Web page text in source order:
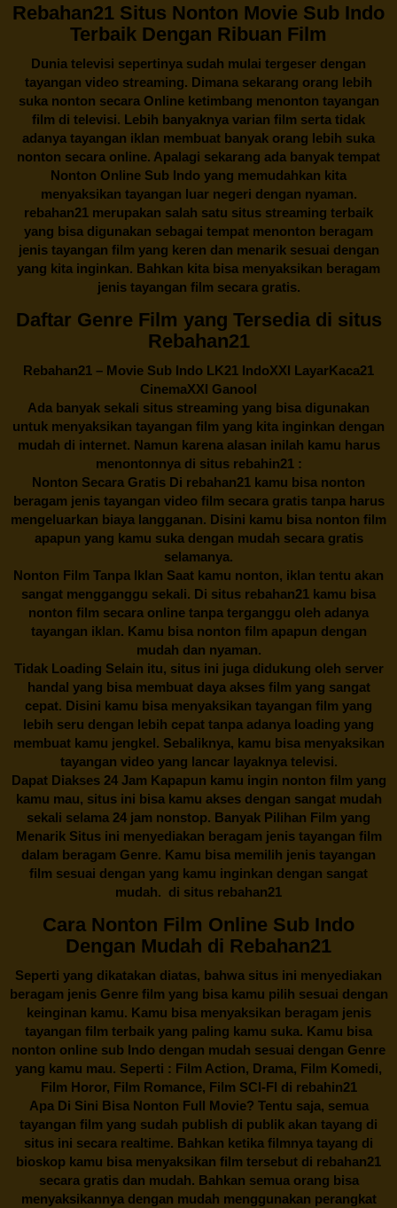
Rebahan21 Situs Nonton Movie Sub Indo
Terbaik Dengan Ribuan Film
Dunia televisi sepertinya sudah mulai tergeser dengan
tayangan video streaming. Dimana sekarang orang lebih
suka nonton secara Online ketimbang menonton tayangan
film di televisi. Lebih banyaknya varian film serta tidak
adanya tayangan iklan membuat banyak orang lebih suka
nonton secara online. Apalagi sekarang ada banyak tempat
Nonton Online Sub Indo yang memudahkan kita
menyaksikan tayangan luar negeri dengan nyaman.
rebahan21 merupakan salah satu situs streaming terbaik
yang bisa digunakan sebagai tempat menonton beragam
jenis tayangan film yang keren dan menarik sesuai dengan
yang kita inginkan. Bahkan kita bisa menyaksikan beragam
jenis tayangan film secara gratis.
Daftar Genre Film yang Tersedia di situs
Rebahan21
Rebahan21 – Movie Sub Indo LK21 IndoXXI LayarKaca21
CinemaXXI Ganool
Ada banyak sekali situs streaming yang bisa digunakan
untuk menyaksikan tayangan film yang kita inginkan dengan
mudah di internet. Namun karena alasan inilah kamu harus
menontonnya di situs rebahin21 :
Nonton Secara Gratis Di rebahan21 kamu bisa nonton
beragam jenis tayangan video film secara gratis tanpa harus
mengeluarkan biaya langganan. Disini kamu bisa nonton film
apapun yang kamu suka dengan mudah secara gratis
selamanya.
Nonton Film Tanpa Iklan Saat kamu nonton, iklan tentu akan
sangat mengganggu sekali. Di situs rebahan21 kamu bisa
nonton film secara online tanpa terganggu oleh adanya
tayangan iklan. Kamu bisa nonton film apapun dengan
mudah dan nyaman.
Tidak Loading Selain itu, situs ini juga didukung oleh server
handal yang bisa membuat daya akses film yang sangat
cepat. Disini kamu bisa menyaksikan tayangan film yang
lebih seru dengan lebih cepat tanpa adanya loading yang
membuat kamu jengkel. Sebaliknya, kamu bisa menyaksikan
tayangan video yang lancar layaknya televisi.
Dapat Diakses 24 Jam Kapapun kamu ingin nonton film yang
kamu mau, situs ini bisa kamu akses dengan sangat mudah
sekali selama 24 jam nonstop. Banyak Pilihan Film yang
Menarik Situs ini menyediakan beragam jenis tayangan film
dalam beragam Genre. Kamu bisa memilih jenis tayangan
film sesuai dengan yang kamu inginkan dengan sangat
mudah. di situs rebahan21
Cara Nonton Film Online Sub Indo
Dengan Mudah di Rebahan21
Seperti yang dikatakan diatas, bahwa situs ini menyediakan
beragam jenis Genre film yang bisa kamu pilih sesuai dengan
keinginan kamu. Kamu bisa menyaksikan beragam jenis
tayangan film terbaik yang paling kamu suka. Kamu bisa
nonton online sub Indo dengan mudah sesuai dengan Genre
yang kamu mau. Seperti : Film Action, Drama, Film Komedi,
Film Horor, Film Romance, Film SCI-FI di rebahin21
Apa Di Sini Bisa Nonton Full Movie? Tentu saja, semua
tayangan film yang sudah publish di publik akan tayang di
situs ini secara realtime. Bahkan ketika filmnya tayang di
bioskop kamu bisa menyaksikan film tersebut di rebahan21
secara gratis dan mudah. Bahkan semua orang bisa
menyaksikannya dengan mudah menggunakan perangkat